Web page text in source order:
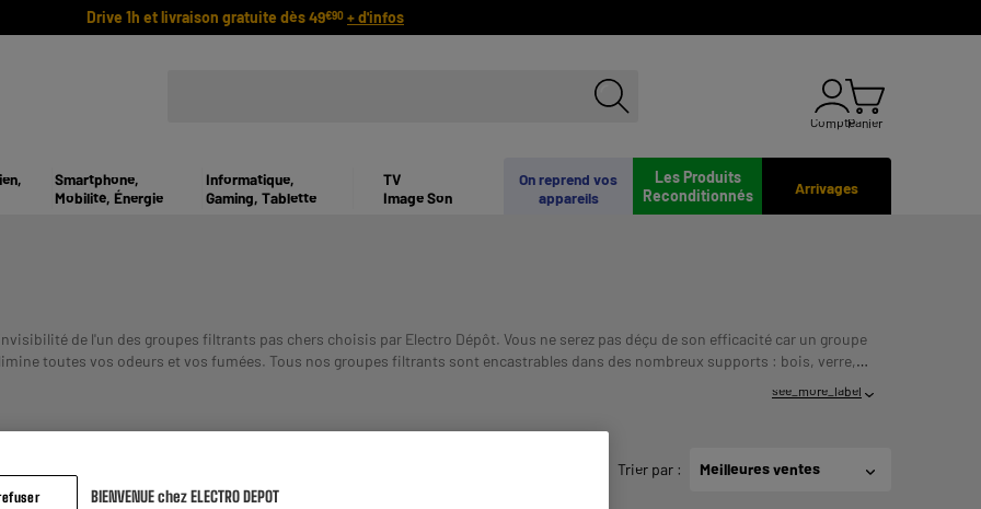
Drive 1h et livraison gratuite dès 49€90 + d'infos
ComptePanier
Arrivages
Les Produits
Reconditionnés
On reprend vos
appareils
Smartphone,
Mobilité, Énergie
Informatique,
Gaming, Tablette
TV
Image Son
de l'un des groupes filtrants pas chers choisis par Electro Dépôt. Vous ne serez pas déçu de son efficacité car un groupe
toutes vos odeurs et vos fumées. Tous nos groupes filtrants sont encastrables dans des nombreux supports : bois, verre,
see_more_label
Trier par : Meilleures ventes
BIENVENUE chez ELECTRO DEPOT